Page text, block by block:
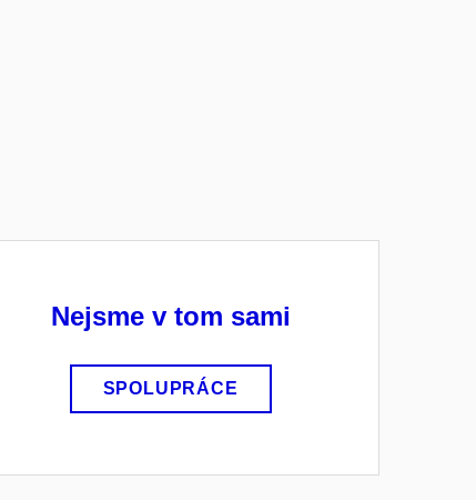
Nejsme v tom sami
SPOLUPRÁCE